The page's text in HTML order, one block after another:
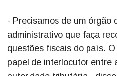
- Precisamos de um órgão
administrativo que faça
questões fiscais do país.
papel de interlocutor entre